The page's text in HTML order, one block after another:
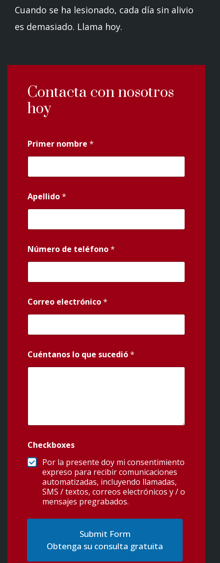
Cuando se ha lesionado, cada día sin alivio
es demasiado. Llama hoy.
Contacta con nosotros
hoy
Primer nombre *
Apellido*
Número de teléfono*
Correo electrónico*
Cuéntanos lo que sucedió*
Checkboxes
Por la presente doy mi consentimiento
expreso para recibir comunicaciones
automatizadas, incluyendo llamadas,
SMS / textos, correos electrónicos y / o
mensajes pregrabados.
Obtenga su consulta gratuita